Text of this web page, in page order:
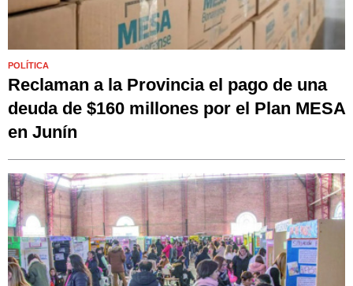
POLÍTICA
Reclaman a la Provincia el pago de una
deuda de $160 millones por el Plan MESA
en Junín